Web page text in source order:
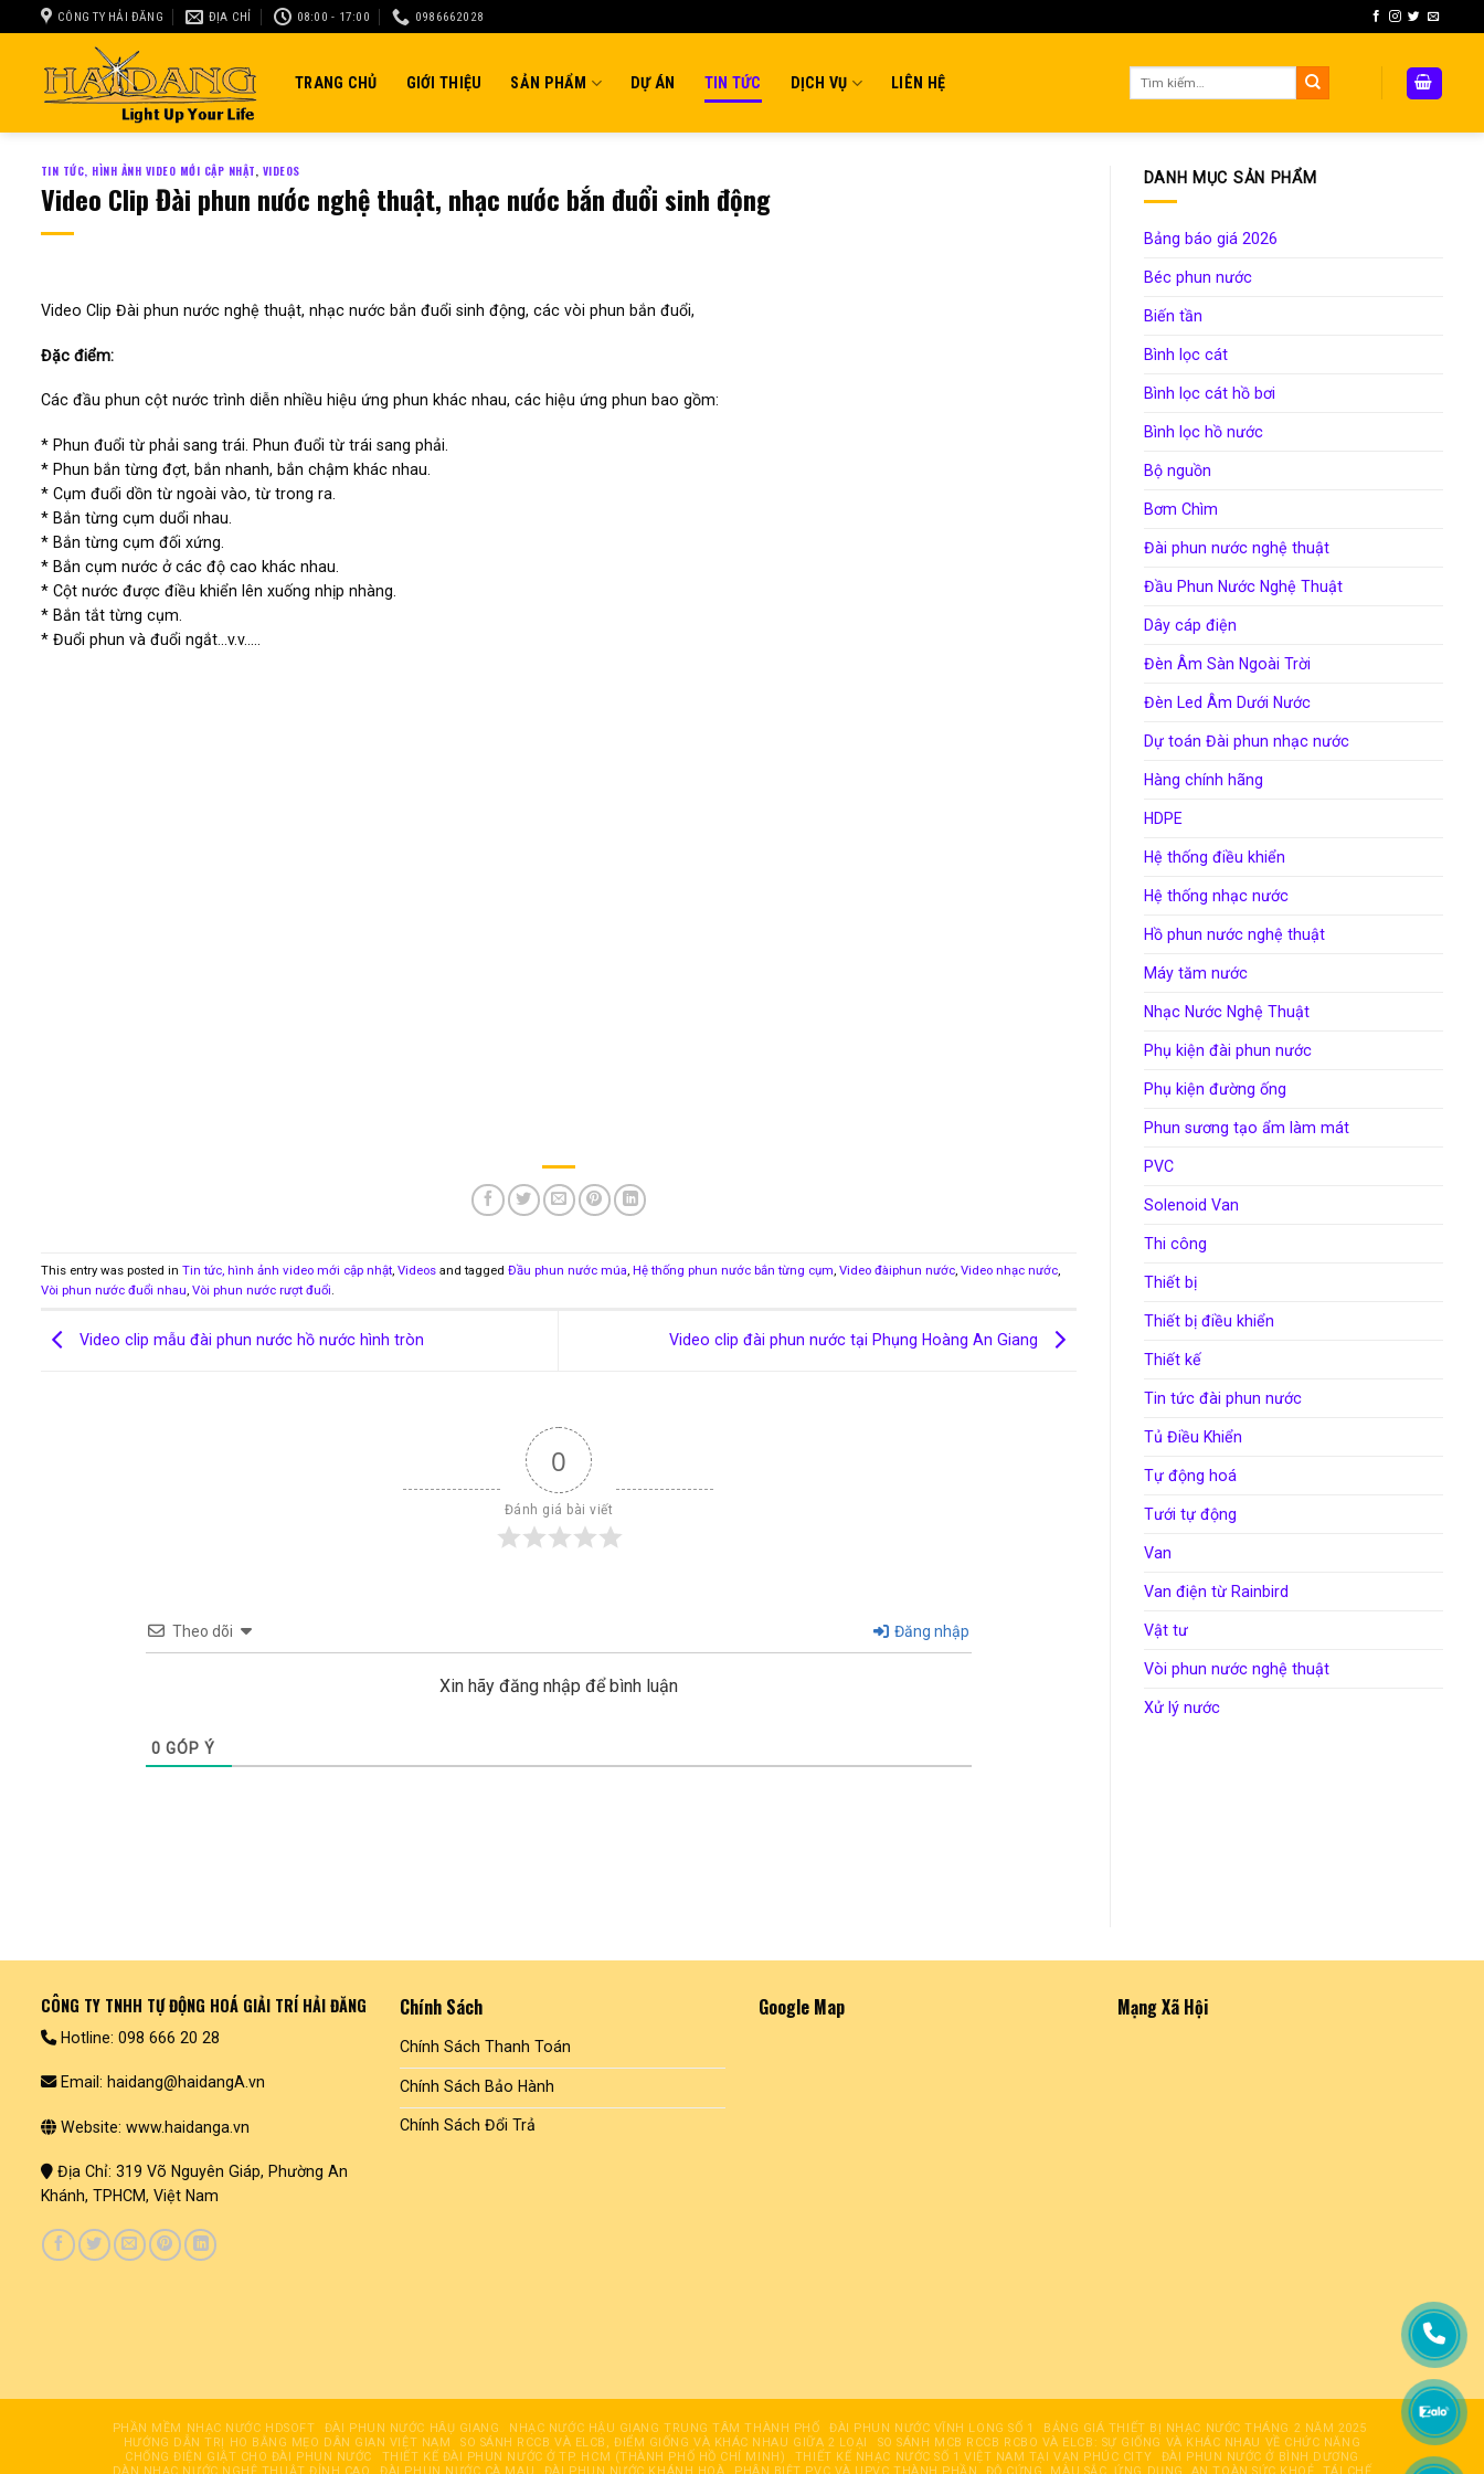
to
CÔNG TY HẢI ĐĂNG ĐỊA CHỈ 08:00 - 17:00 0986662028
TRANG CHỦ GIỚI THIỆU SẢN PHẨM DỰ ÁN TIN TỨC DỊCH VỤ LIÊN HỆ
TIN TỨC, HÌNH ẢNH VIDEO MỚI CẬP NHẬT, VIDEOS
Video Clip Đài phun nước nghệ thuật, nhạc nước bắn đuổi sinh động
Video Clip Đài phun nước nghệ thuật, nhạc nước bắn đuổi sinh động, các vòi phun bắn đuổi,
Đặc điểm:
Các đầu phun cột nước trình diễn nhiều hiệu ứng phun khác nhau, các hiệu ứng phun bao gồm:
* Phun đuổi từ phải sang trái. Phun đuổi từ trái sang phải.
* Phun bắn từng đợt, bắn nhanh, bắn chậm khác nhau.
* Cụm đuổi dồn từ ngoài vào, từ trong ra.
* Bắn từng cụm duổi nhau.
* Bắn từng cụm đối xứng.
* Bắn cụm nước ở các độ cao khác nhau.
* Cột nước được điều khiển lên xuống nhịp nhàng.
* Bắn tắt từng cụm.
* Đuổi phun và đuổi ngắt…v.v…..
This entry was posted in Tin tức, hình ảnh video mới cập nhật, Videos and tagged Đầu phun nước múa, Hệ thống phun nước bắn từng cụm, Video đàiphun nước, Video nhạc nước,
Vòi phun nước đuổi nhau, Vòi phun nước rượt đuổi.
Video clip mẫu đài phun nước hồ nước hình tròn Video clip đài phun nước tại Phụng Hoàng An Giang
0
Đánh giá bài viết
Theo dõi Đăng nhập
Xin hãy đăng nhập để bình luận
0 GÓP Ý
DANH MỤC SẢN PHẨM
Bảng báo giá 2026
Béc phun nước
Biến tần
Bình lọc cát
Bình lọc cát hồ bơi
Bình lọc hồ nước
Bộ nguồn
Bơm Chìm
Đài phun nước nghệ thuật
Đầu Phun Nước Nghệ Thuật
Dây cáp điện
Đèn Âm Sàn Ngoài Trời
Đèn Led Âm Dưới Nước
Dự toán Đài phun nhạc nước
Hàng chính hãng
HDPE
Hệ thống điều khiển
Hệ thống nhạc nước
Hồ phun nước nghệ thuật
Máy tăm nước
Nhạc Nước Nghệ Thuật
Phụ kiện đài phun nước
Phụ kiện đường ống
Phun sương tạo ẩm làm mát
PVC
Solenoid Van
Thi công
Thiết bị
Thiết bị điều khiển
Thiết kế
Tin tức đài phun nước
Tủ Điều Khiển
Tự động hoá
Tưới tự động
Van
Van điện từ Rainbird
Vật tư
Vòi phun nước nghệ thuật
Xử lý nước
CÔNG TY TNHH TỰ ĐỘNG HOÁ GIẢI TRÍ HẢI ĐĂNG
Hotline: 098 666 20 28
Email: haidang@haidangA.vn
Website: www.haidanga.vn
Địa Chỉ: 319 Võ Nguyên Giáp, Phường An
Khánh, TPHCM, Việt Nam
Chính Sách
Chính Sách Thanh Toán
Chính Sách Bảo Hành
Chính Sách Đổi Trả
Google Map Mạng Xã Hội
PHẦN MỀM NHẠC NƯỚC HDSOFT ĐÀI PHUN NƯỚC HÂỤ GIANG NHẠC NƯỚC HẬU GIANG TRUNG TÂM THÀNH PHỐ ĐÀI PHUN NƯỚC VĨNH LONG SỐ 1
BẢNG GIÁ THIẾT BỊ NHẠC NƯỚC THÁNG 2 NĂM 2025
HƯỚNG DẪN TRỊ HO BẰNG MẸO DÂN GIAN VIỆT NAM
SO SÁNH RCCB VÀ ELCB, ĐIỂM GIỐNG VÀ KHÁC NHAU GIỮA 2 LOẠI
SO SÁNH MCB RCCB RCBO VÀ ELCB: SỰ GIỐNG VÀ KHÁC NHAU VỀ CHỨC NĂNG
CHỐNG ĐIỆN GIẬT CHO ĐÀI PHUN NƯỚC
THIẾT KẾ ĐÀI PHUN NƯỚC Ở TP. HCM (THÀNH PHỐ HỒ CHÍ MINH) THIẾT KẾ NHẠC NƯỚC SỐ 1 VIỆT NAM TẠI VẠN PHÚC CITY
ĐÀI PHUN NƯỚC Ở BÌNH DƯƠNG